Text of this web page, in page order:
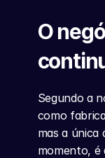
O
Segundo a
como
mas a única
momento, é